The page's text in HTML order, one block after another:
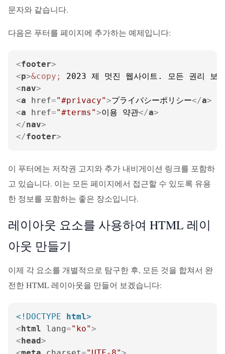
문자와 같습니다.
다음은 푸터를 페이지에 추가하는 예제입니다:
<footer>
<p>&copy;
2023 제 멋진 웹사이트. 모든 권리 보
<nav>
<a href="#privacy">プライバシーポリシー</a>
<a href="#terms">이용 약관</a>
</nav>
</footer>
이 푸터에는 저작권 고지와 추가 내비게이션 링크를 포함하
고 있습니다. 이는 모든 페이지에서 접근할 수 있도록 유용
한 정보를 포함하는 좋은 장소입니다.
레이아웃 요소를 사용하여 HTML 레이
아웃 만들기
이제 각 요소를 개별적으로 탐구한 후, 모든 것을 합쳐서 완
전한 HTML 레이아웃을 만들어 보겠습니다:
<!DOCTYPE html>
<html lang="ko">
<head>